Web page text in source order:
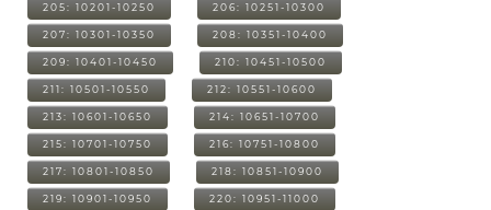
205: 10201-10250 206: 10251-10300
207: 10301-10350 208: 10351-10400
209: 10401-10450 210: 10451-10500
211: 10501-10550 212: 10551-10600
213: 10601-10650 214: 10651-10700
215: 10701-10750 216: 10751-10800
217: 10801-10850 218: 10851-10900
219: 10901-10950 220: 10951-11000